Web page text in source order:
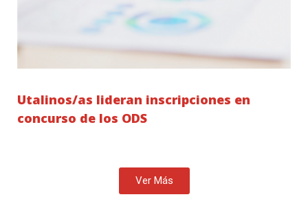
Utalinos/as lideran inscripciones en
concurso de los ODS
Ver Más